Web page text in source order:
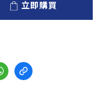
立即購買